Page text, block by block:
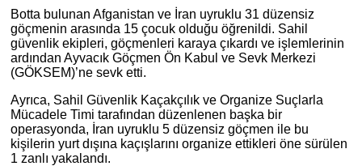
Botta bulunan Afganistan ve İran uyruklu 31 düzensiz
göçmenin arasında 15 çocuk olduğu öğrenildi. Sahil
güvenlik ekipleri, göçmenleri karaya çıkardı ve işlemlerinin
ardından Ayvacık Göçmen Ön Kabul ve Sevk Merkezi
(GÖKSEM)’ne sevk etti.
Ayrıca, Sahil Güvenlik Kaçakçılık ve Organize Suçlarla
Mücadele Timi tarafından düzenlenen başka bir
operasyonda, İran uyruklu 5 düzensiz göçmen ile bu
kişilerin yurt dışına kaçışlarını organize ettikleri öne sürülen
1 zanlı yakalandı.